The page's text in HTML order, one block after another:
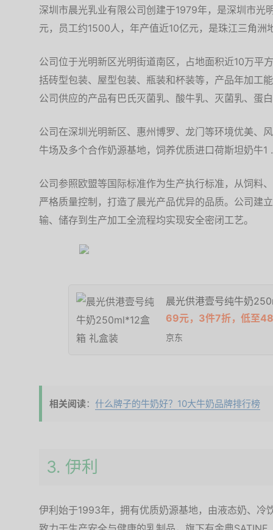
深圳市晨光乳业有限公司创建于1979年，是深圳市光
元，员工约1500人，年产值近10亿元，是珠江三角洲
公司位于光明新区光明街道南区，占地面积近10万平
括砖型包装、屋型包装、瓶装和杯装等，产品年加工
公司供应的产品有巴氏灭菌乳、酸牛乳、灭菌乳、蛋
公司在深圳光明新区、惠州博罗、龙门等环境优美、
牛场及多个合作奶源基地，饲养优质进口荷斯坦奶牛
公司参照欧盟等国际标准作为生产执行标准，从饲料
严格质量控制，打造了晨光产品优异的品质。公司建
输、储存到生产加工全流程均实现安全密闭工艺。
晨光供港壹号纯牛奶
69元，3件7折，低至
京东
相关阅读： 什么牌子的牛奶好？10大牛奶品牌排行榜
3. 伊利
伊利始于1993年，拥有优质奶源基地，由液态奶、冷